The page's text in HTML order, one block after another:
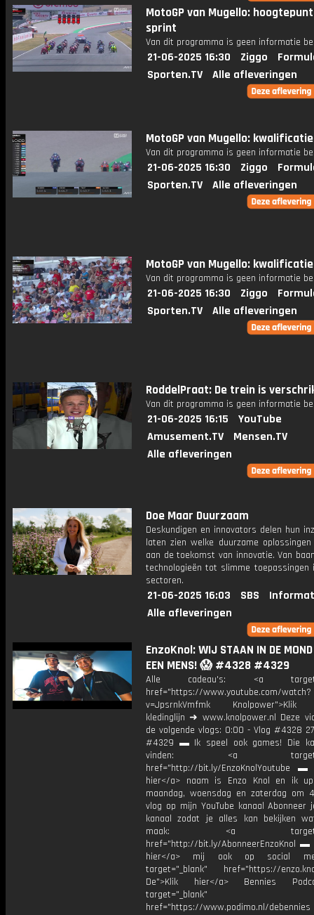
MotoGP van Mugello:
sprint
Van dit programma is geen informatie
21-06-2025 16:30 Ziggo
Sporten.TV
Alle afleveringen
MotoGP van Mugello:
Van dit programma is geen informatie
21-06-2025 16:30 Ziggo
Sporten.TV
Alle afleveringen
MotoGP van Mugello:
Van dit programma is geen informatie
21-06-2025 16:30 Ziggo
Sporten.TV
Alle afleveringen
RoddelPraat: De trein is
Van dit programma is geen informatie
21-06-2025 16:15
YouTube
Amusement.TV
Mensen.TV
Alle afleveringen
Doe Maar Duurzaam
Deskundigen en innovators delen hun
laten zien welke duurzame oplossingen
aan de toekomst van innovatie. Van
technologieën tot slimme toepassingen
sectoren.
21-06-2025 16:03 SBS
Alle afleveringen
EnzoKnol: WIJ STAAN IN DE
EEN MENS! 😱 #4328 #4329
Alle cadeau's: <a
href="https://www.youtube.com/watch?
v=JpsrnkVmfmk Knolpower">Klik
kledinglijn ➜ www.knolpower.nl Deze
de volgende vlogs: 0:00 - Vlog #4328
#4329 ▬ Ik speel ook games! Die
vinden: <a
href="http://bit.ly/EnzoKnolYoutube ▬
hier</a> naam is Enzo Knol en ik
maandag, woensdag en zaterdag om
vlog op mijn YouTube kanaal Abonneer
kanaal zodat je alles kan bekijken
maak: <a
href="http://bit.ly/AbonneerEnzoKnol ▬
hier</a> mij ook op social
target="_blank" href="https://
De">Klik hier</a> Bennies
target="_blank"
href="https://www.podimo.nl/debennies